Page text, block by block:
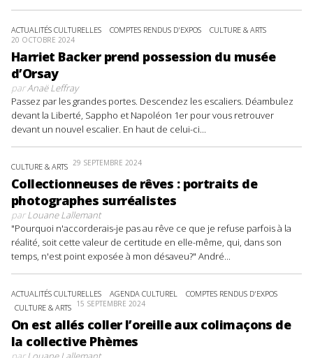
ACTUALITÉS CULTURELLES COMPTES RENDUS D'EXPOS CULTURE & ARTS
20 OCTOBRE 2024
Harriet Backer prend possession du musée
d’Orsay
parAnaë Leffray
Passez par les grandes portes. Descendez les escaliers. Déambulez
devant la Liberté, Sappho et Napoléon 1er pour vous retrouver
devant un nouvel escalier. En haut de celui-ci...
CULTURE & ARTS 29 SEPTEMBRE 2024
Collectionneuses de rêves : portraits de
photographes surréalistes
parLouane Lallemant
"Pourquoi n'accorderais-je pas au rêve ce que je refuse parfois à la
réalité, soit cette valeur de certitude en elle-même, qui, dans son
temps, n'est point exposée à mon désaveu?" André...
ACTUALITÉS CULTURELLES AGENDA CULTUREL
COMPTES RENDUS D'EXPOS
CULTURE & ARTS 15 SEPTEMBRE 2024
On est allés coller l’oreille aux colimaçons de
la collective Phèmes